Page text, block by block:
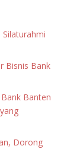
Silaturahmi
Bisnis Bank
Banten
Dorong